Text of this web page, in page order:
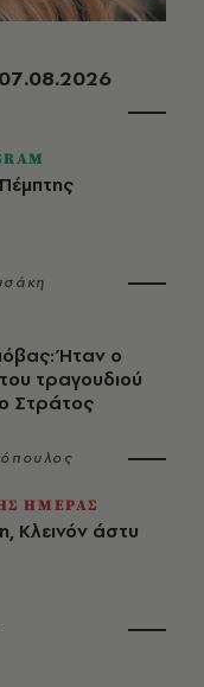
Ήταν ο
τραγουδιού
Στράτος
ΗΜΕΡΑΣ
Κλεινόν άστυ